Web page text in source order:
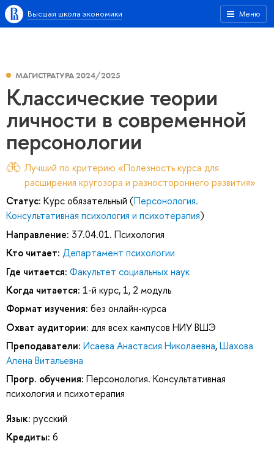
Меню
Высшая школа экономики
МАГИСТРАТУРА 2024/2025
Классические теории
личности в современной
персонологии
Лучший по критерию «Полезность курса для
расширения кругозора и разностороннего развития»
Статус: Курс обязательный (Персонология.
Консультативная психология и психотерапия)
Направление: 37.04.01. Психология
Кто читает: Департамент психологии
Где читается: Факультет социальных наук
Когда читается: 1-й курс, 1, 2 модуль
Формат изучения: без онлайн-курса
Охват аудитории: для всех кампусов НИУ ВШЭ
Преподаватели: Исаева Анастасия Николаевна,Шахова
Алёна Витальевна
Прогр. обучения: Персонология. Консультативная
психология и психотерапия
Язык: русский
Кредиты: 6